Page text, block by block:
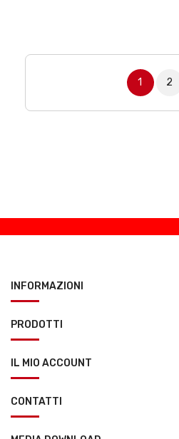
1 2
INFORMAZIONI
PRODOTTI
IL MIO ACCOUNT
CONTATTI